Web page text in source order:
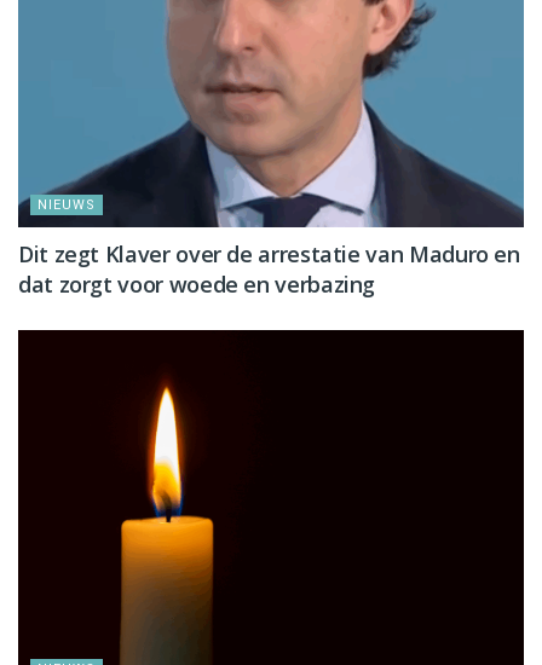
NIEUWS
Dit zegt Klaver over de arrestatie van Maduro en
dat zorgt voor woede en verbazing